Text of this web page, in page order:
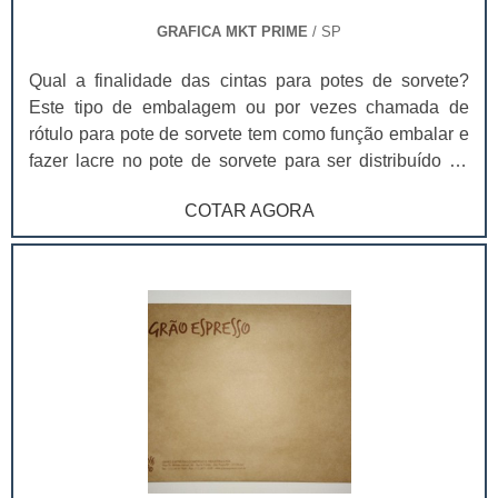
GRAFICA MKT PRIME / SP
Qual a finalidade das cintas para potes de sorvete?
Este tipo de embalagem ou por vezes chamada de
rótulo para pote de sorvete tem como função embalar e
fazer lacre no pote de sorvete para ser distribuído no
capacidade criativa grande, afinal toda a extensão da
cinta pode ser aproveitada para arte e informação,
produto. Ao contrário da técnica In Mold Label, que faz
a impressão direto no pote, as cintas proporcionam
precisa de pouco espaço para guardar, não necessita
de uma quantidade mínima tão grande para impressão,
COTAR AGORA